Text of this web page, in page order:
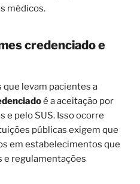
médicos.
credenciado e
levam pacientes a
é a aceitação por
e pelo SUS. Isso ocorre
públicas exigem que
em estabelecimentos que
e regulamentações